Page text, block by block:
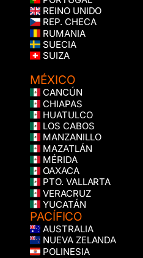
REINO UNIDO
REP. CHECA
RUMANIA
SUECIA
SUIZA
MÉXICO
CANCÚN
CHIAPAS
HUATULCO
LOS CABOS
MANZANILLO
MAZATLÁN
MÉRIDA
OAXACA
PTO. VALLARTA
VERACRUZ
YUCATÁN
PACÍFICO
AUSTRALIA
NUEVA ZELANDA
POLINESIA